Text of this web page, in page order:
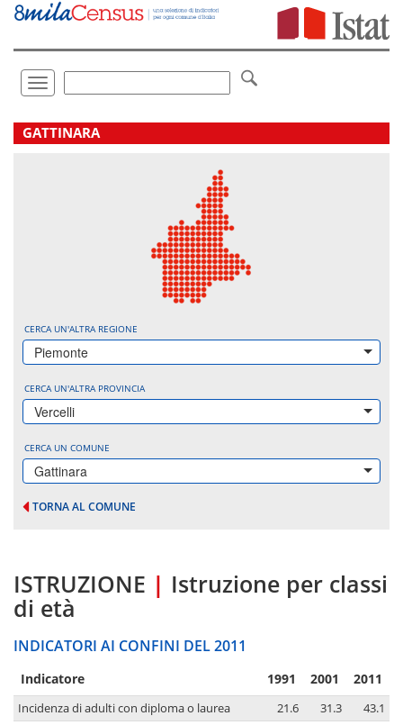
Vai
direttamente
Toggle
navigation
.
GATTINARA
CERCA UN'ALTRA REGIONE
Piemonte
CERCA UN'ALTRA PROVINCIA
Vercelli
CERCA UN COMUNE
Gattinara
TORNA AL COMUNE
ISTRUZIONE | Istruzione per classi
di età
INDICATORI AI CONFINI DEL 2011
Indicatore 1991 2001 2011
Incidenza di adulti con diploma o laurea 21.6 31.3
43.1